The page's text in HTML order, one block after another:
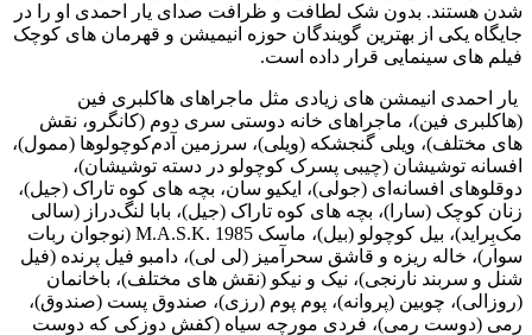
شدن هستند. بدون شک لطافت و ظرافت صدای یار احمدی او را در
جایگاه یکی از بهترین گویندگان حوزه انیمیشن و قهرمان های کوچک
فیلم های سینمایی قرار داده است.
یار احمدی انیمشن های زیادی مثل ماجراهای هاکلبری فین
(هاکلبری فین)، ماجراهای خانه دوستی سری دوم (کانگرو، نقش
های مختلف)، ویلی گنجشکه (ویلی)، سرزمین آدم‌کوچولوها (ممول)،
افسانه توشیشان (چیبی پسرک کوچولو در دسته توشیشان)،
دوقلوهای افسانه‌ای (جولی)، ایکیو سان، بچه های کوه تاراک (جیل)،
زنان کوچک (سارا)، بچه های کوه تاراک (جیل)، بابا لنگ‌دراز (سالی
مک‌بِراید)، بیل کوچولو (بیل)، ماسک M.A.S.K. 1985 (نوجوان ربات
سوار)، خاله ریزه و قاشق سحرآمیز (لی لی)، دامبو فیل پرنده (فیل
شنل و سربند نارنجی)، نیک و نیکو (نقش های مختلف)، باخانمان
(روزالی)، چوبین (پروانه)، پوم پوم (رزی)، صندوق پست (صندوق)،
رمی (دوست رمی)، فردی مورچه سیاه (کفش دوزکی که دوست